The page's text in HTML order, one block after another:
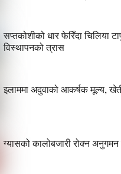
सप्तकोशीको धार फेरिँदा चिलिया
विस्थापनको त्रास
इलाममा अदुवाको आकर्षक मूल्य,
ग्यासको कालोबजारी रोक्न